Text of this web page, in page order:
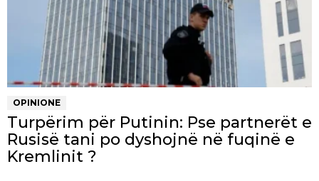
OPINIONE
Turpërim për Putinin: Pse partnerët e
Rusisë tani po dyshojnë në fuqinë e
Kremlinit ?